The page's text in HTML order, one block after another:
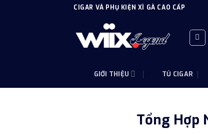
CIGAR VÀ PHỤ KIỆN XÌ GÀ CAO CẤP
GIỚI THIỆU TỦ CIGAR
Tổng Hợp